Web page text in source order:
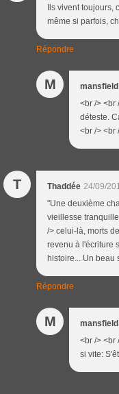
Ils vivent
même si parfois,
Répondre
M mansfield
<br /> <br
déteste.
<br /> <br
T Thaddée 24/09/
"Une deuxième
vieillesse
/> celui-là, morts
revenu à l'écriture
histoire... Un beau
Répondre
M mansfield
<br /> <br
si vite: